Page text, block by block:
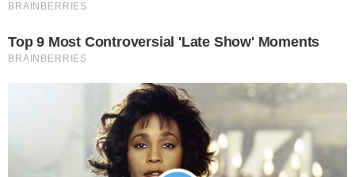
BRAINBERRIES
Top 9 Most Controversial 'Late Show' Moments
BRAINBERRIES